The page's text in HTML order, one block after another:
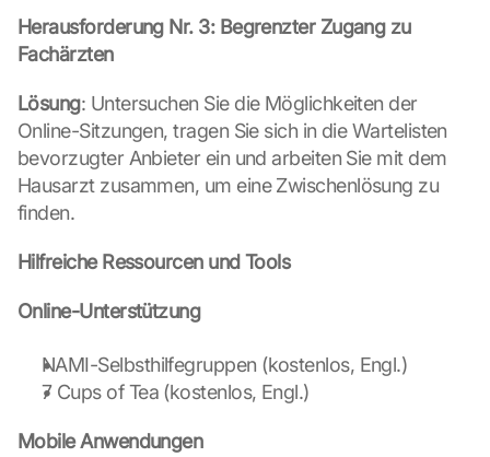
Herausforderung Nr. 3: Begrenzter Zugang zu
Fachärzten
Lösung: Untersuchen Sie die Möglichkeiten der
Online-Sitzungen, tragen Sie sich in die Wartelisten
bevorzugter Anbieter ein und arbeiten Sie mit dem
Hausarzt zusammen, um eine Zwischenlösung zu
finden.
Hilfreiche Ressourcen und Tools
Online-Unterstützung
NAMI-Selbsthilfegruppen (kostenlos, Engl.)
7 Cups of Tea (kostenlos, Engl.)
Mobile Anwendungen
l
o
d
i
g
o
h
G
o
g
l
M